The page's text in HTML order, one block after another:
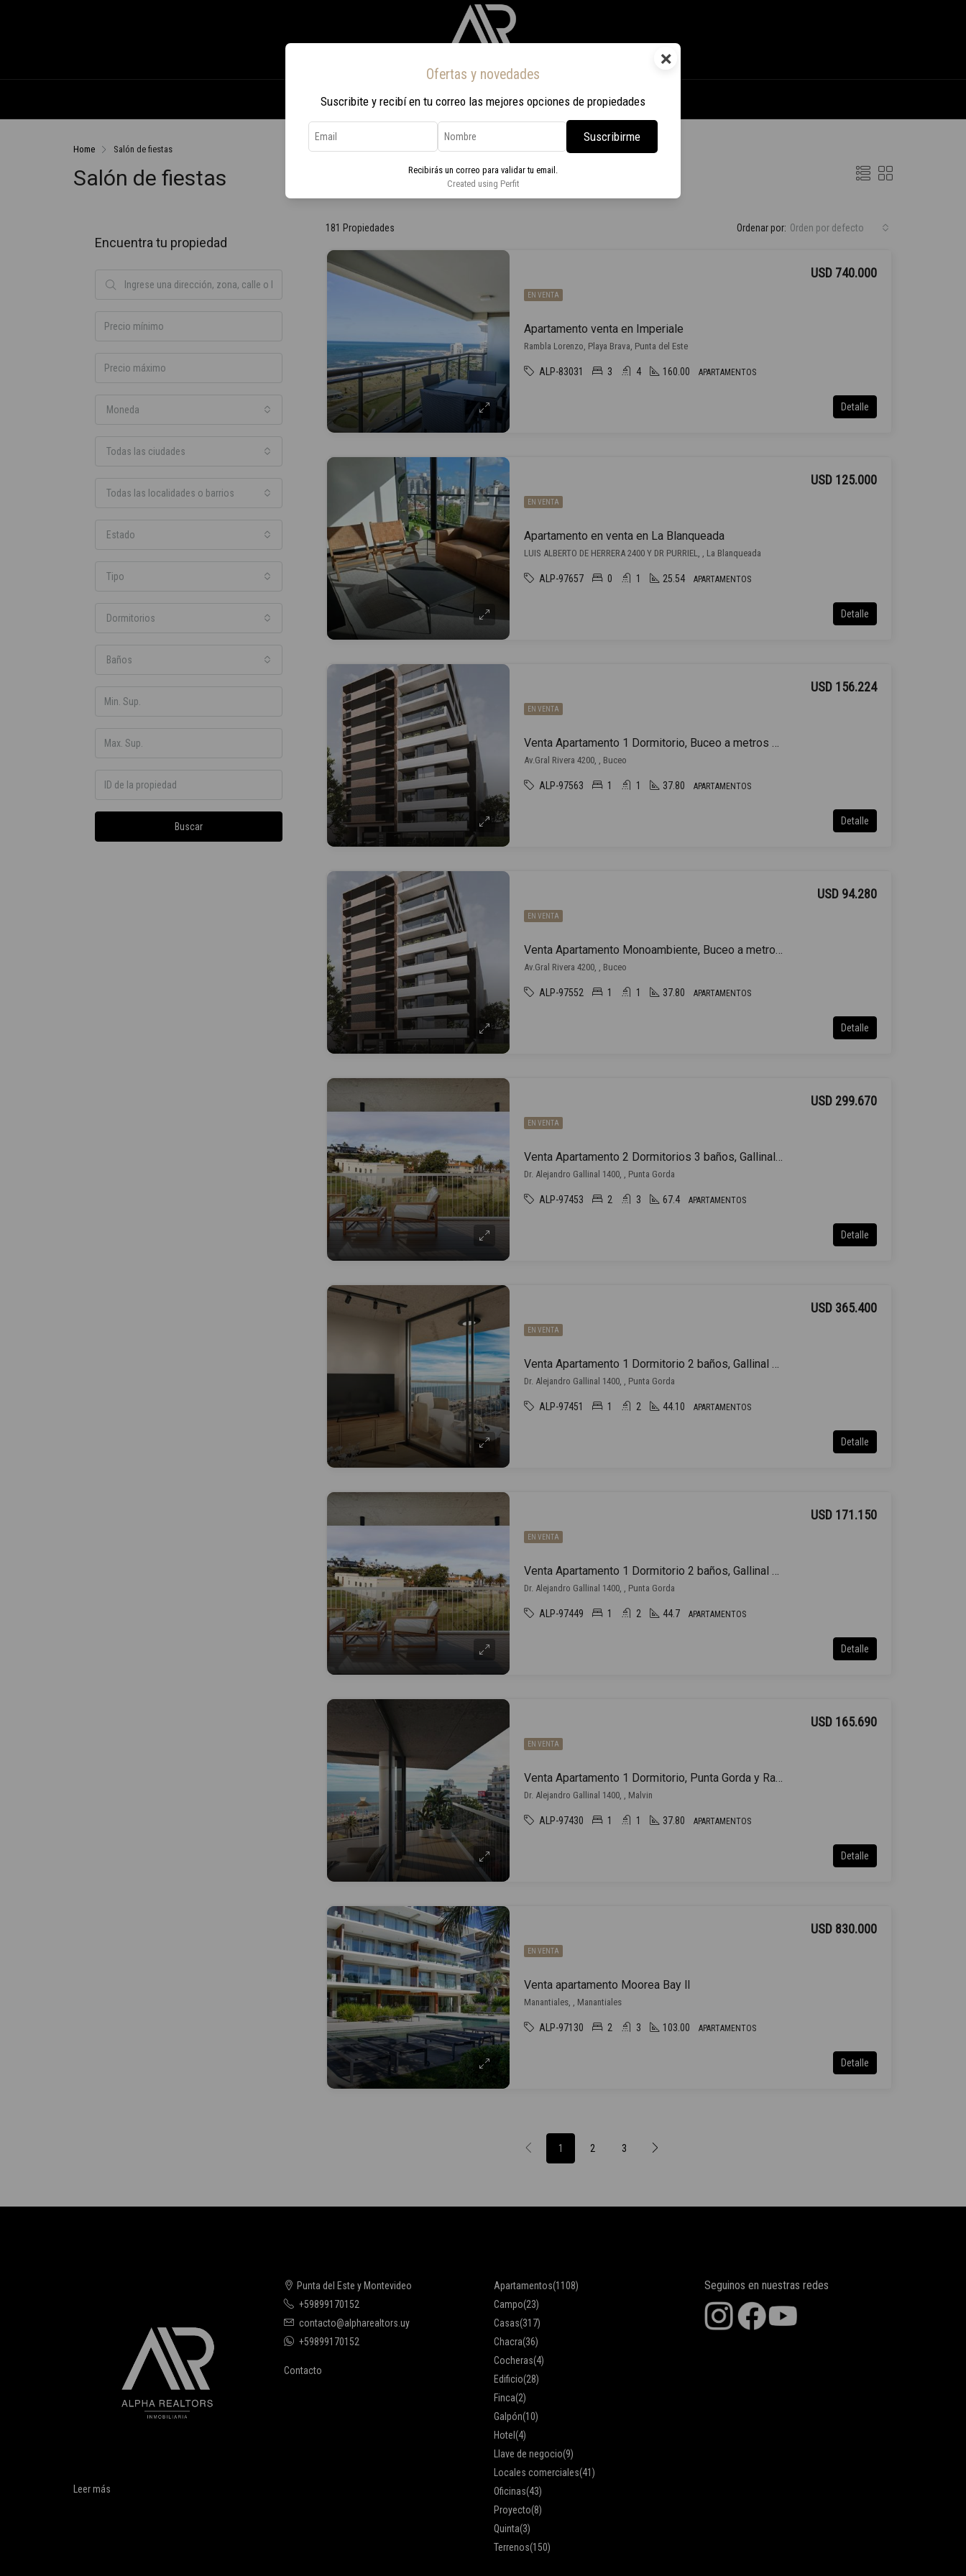
×
Ofertas y novedades
Suscribite y recibí en tu correo las mejores opciones de propiedades
Suscribirme
Recibirás un correo para validar tu email.
Created using Perfit
Inicio Propiedades Nosotros Contacto Viaje a Rio 2026
Home Salón de fiestas
Salón de fiestas
181 Propiedades Ordenar por: Orden por defecto
EN VENTA
Apartamento venta en Imperiale
USD 740.000
Rambla Lorenzo, Playa Brava, Punta del Este
ALP-83031 3 4 160.00 APARTAMENTOS
Detalle
EN VENTA
Apartamento en venta en La Blanqueada
USD 125.000
LUIS ALBERTO DE HERRERA 2400 Y DR PURRIEL, , La Blanqueada
ALP-97657 0 1 25.54 APARTAMENTOS
Detalle
EN VENTA
Venta Apartamento 1 Dormitorio, Buceo a metros Rambla
USD 156.224
Av.Gral Rivera 4200, , Buceo
ALP-97563 1 1 37.80 APARTAMENTOS
Detalle
EN VENTA
Venta Apartamento Monoambiente, Buceo a metros Rambla
USD 94.280
Av.Gral Rivera 4200, , Buceo
ALP-97552 1 1 37.80 APARTAMENTOS
Detalle
EN VENTA
Venta Apartamento 2 Dormitorios 3 baños, Gallinal y Rambla
USD 299.670
Dr. Alejandro Gallinal 1400, , Punta Gorda
ALP-97453 2 3 67.4 APARTAMENTOS
Detalle
EN VENTA
Venta Apartamento 1 Dormitorio 2 baños, Gallinal y Rambla
USD 365.400
Dr. Alejandro Gallinal 1400, , Punta Gorda
ALP-97451 1 2 44.10 APARTAMENTOS
Detalle
EN VENTA
Venta Apartamento 1 Dormitorio 2 baños, Gallinal y Rambla
USD 171.150
Dr. Alejandro Gallinal 1400, , Punta Gorda
ALP-97449 1 2 44.7 APARTAMENTOS
Detalle
EN VENTA
Venta Apartamento 1 Dormitorio, Punta Gorda y Rambla
USD 165.690
Dr. Alejandro Gallinal 1400, , Malvin
ALP-97430 1 1 37.80 APARTAMENTOS
Detalle
EN VENTA
Venta apartamento Moorea Bay ll
USD 830.000
Manantiales, , Manantiales
ALP-97130 2 3 103.00 APARTAMENTOS
Detalle
1 2 3
Encuentra tu propiedad
Moneda
Todas las ciudades
Todas las localidades o barrios
Estado
Tipo
Dormitorios
Baños
Buscar
Leer más
Punta del Este y Montevideo
+59899170152
contacto@alpharealtors.uy
+59899170152
Contacto
Apartamentos(1108)
Campo(23)
Casas(317)
Chacra(36)
Cocheras(4)
Edificio(28)
Finca(2)
Galpón(10)
Hotel (4)
Llave de negocio(9)
Locales comerciales(41)
Oficinas(43)
Proyecto(8)
Quinta(3)
Terrenos(150)
Seguinos en nuestras redes